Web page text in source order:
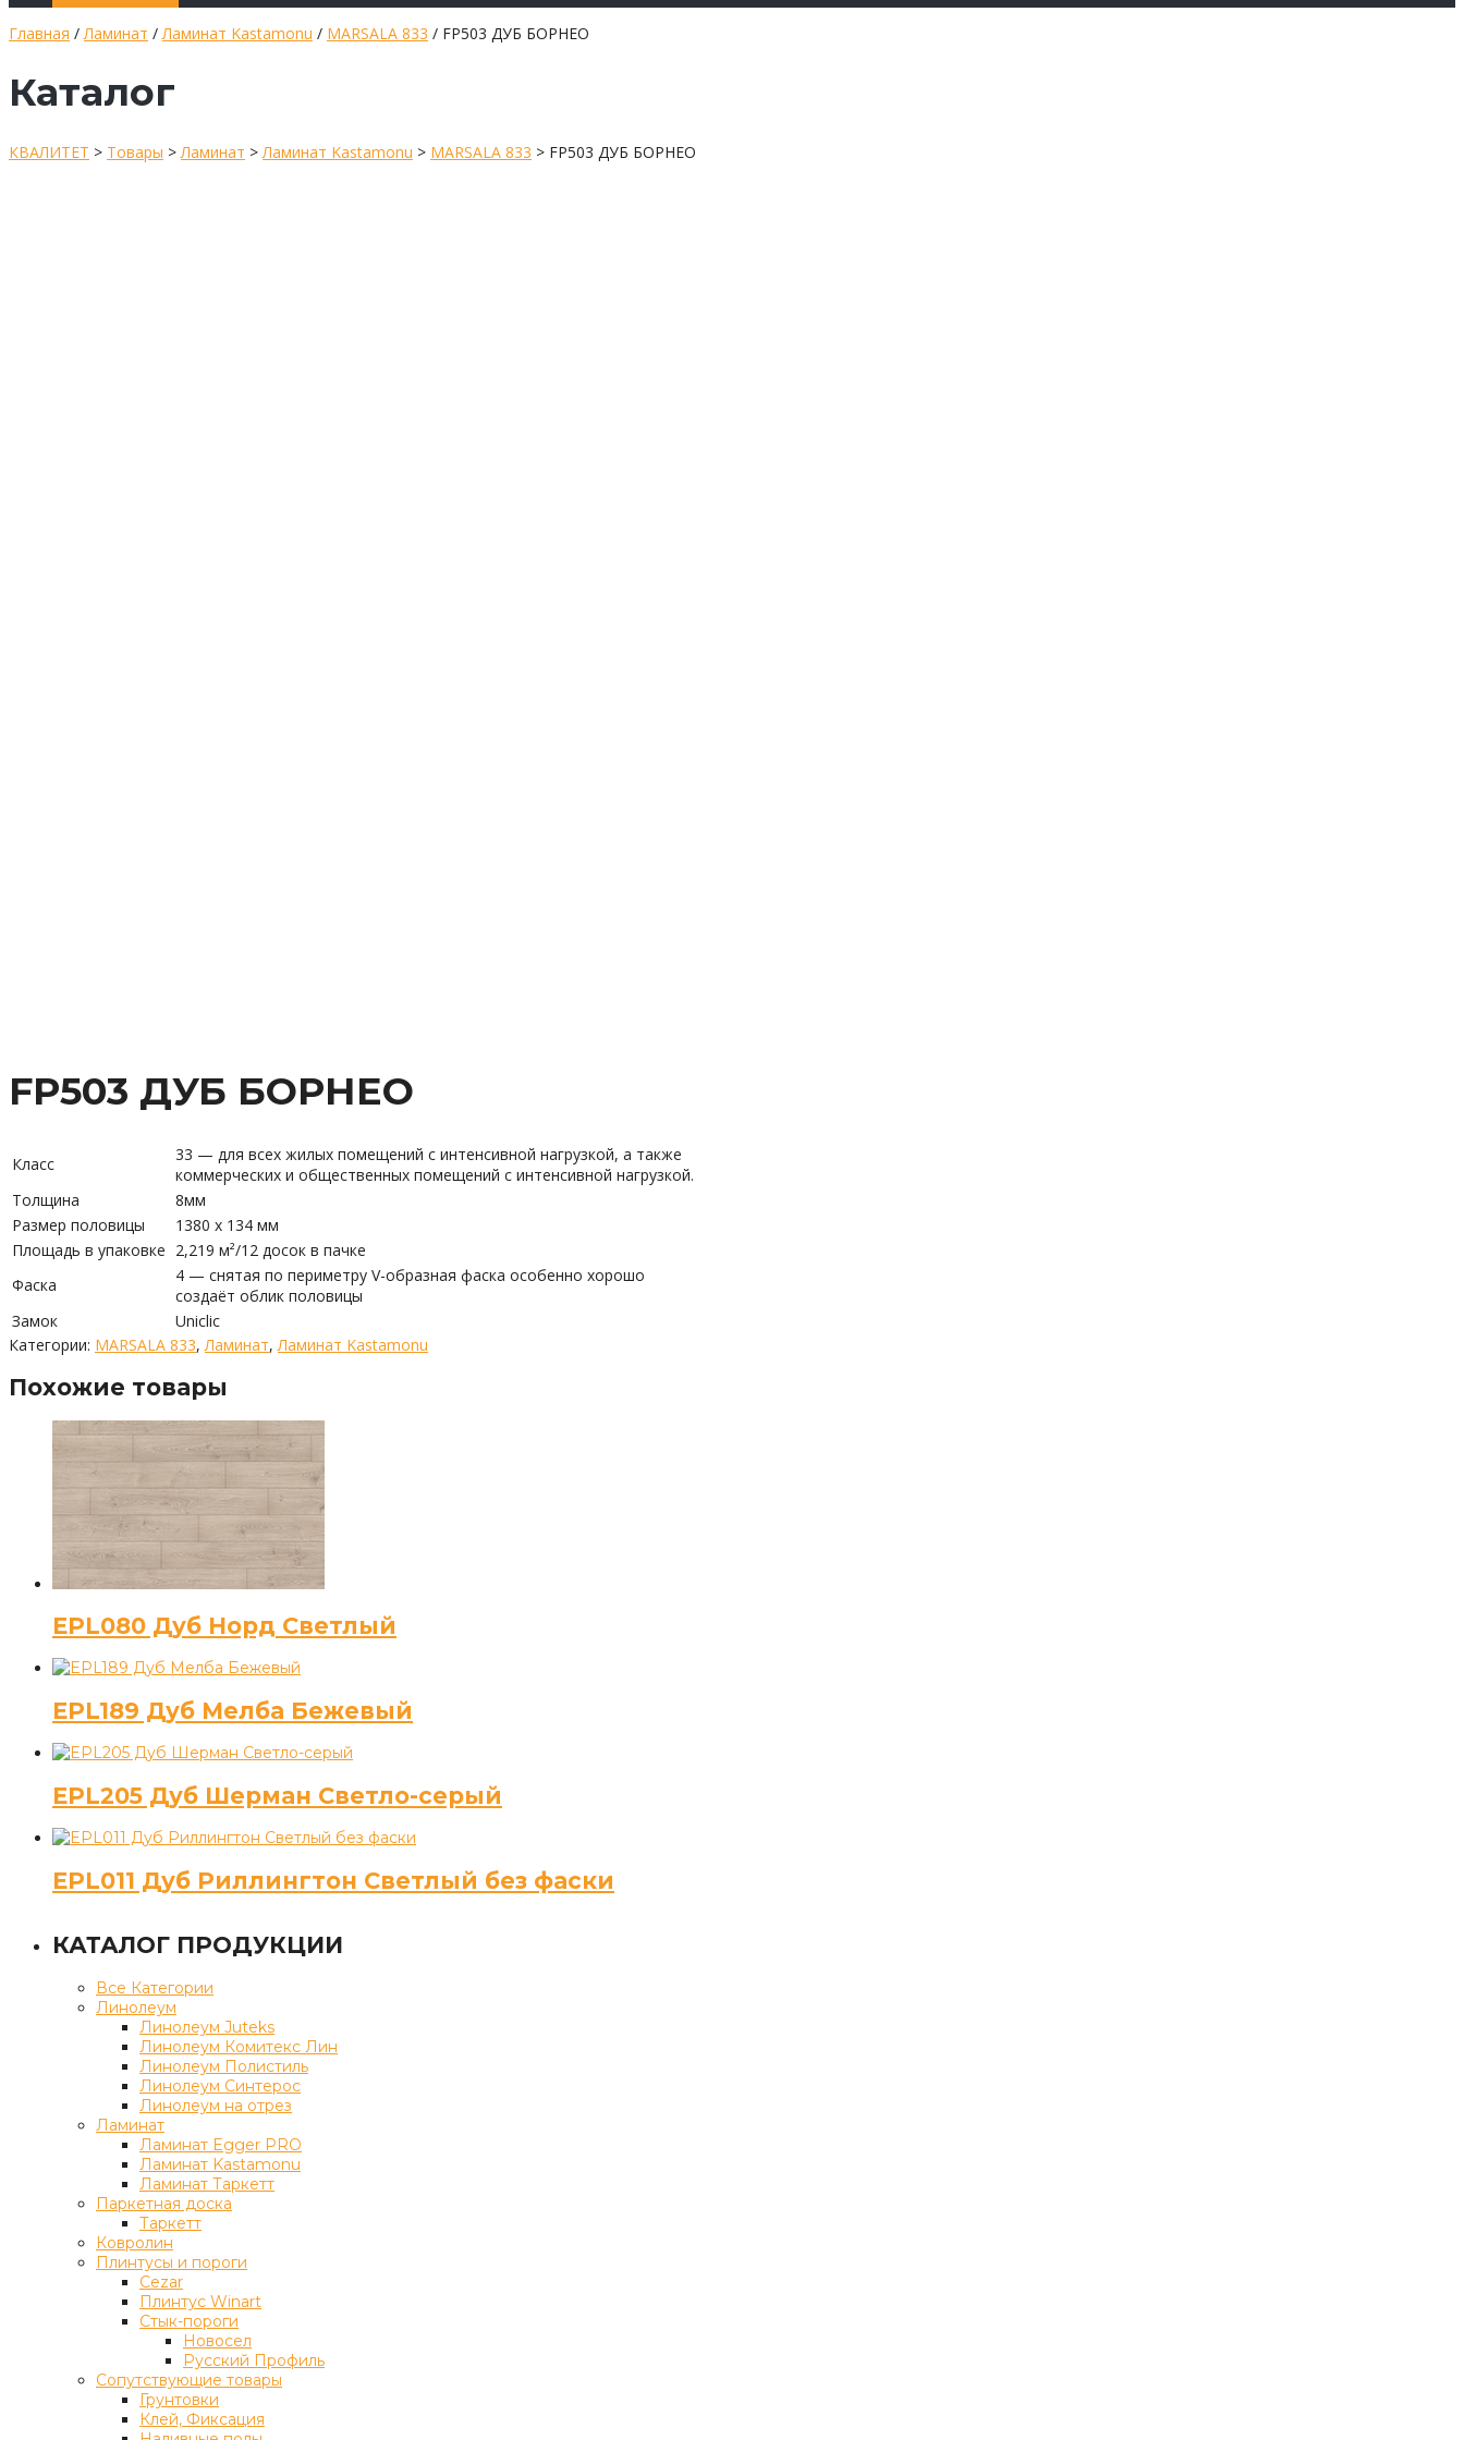
Главная /Ламинат /Ламинат Kastamonu / MARSALA 833 / FP503 ДУБ БОРНЕО
Каталог
КВАЛИТЕТ > Товары >Ламинат >Ламинат Kastamonu > MARSALA 833 > FP503 ДУБ БОРНЕО
FP503 ДУБ БОРНЕО
Класс
33 — для всех жилых помещений с интенсивной нагрузкой, а также
коммерческих и общественных помещений с интенсивной нагрузкой.
Толщина
8мм
Размер половицы
1380 х 134 мм
Площадь в упаковке 2,219 м²/12 досок в пачке
Фаска
4 — снятая по периметру V-образная фаска особенно хорошо
создаёт облик половицы
Замок
Uniclic
Категории: MARSALA 833, Ламинат, Ламинат Kastamonu
Похожие товары
EPL080 Дуб Норд Светлый
EPL189 Дуб Мелба Бежевый
EPL205 Дуб Шерман Светло-серый
EPL011 Дуб Риллингтон Светлый без фаски
КАТАЛОГ ПРОДУКЦИИ
Все Категории
Линолеум
Линолеум Juteks
Линолеум Комитекс Лин
Линолеум Полистиль
Линолеум Синтерос
Линолеум на отрез
Ламинат
Ламинат Egger PRO
Ламинат Kastamonu
Ламинат Таркетт
Паркетная доска
Таркетт
Ковролин
Плинтусы и пороги
Cezar
Плинтус Winart
Стык-пороги
Новосел
Русский Профиль
Сопутствующие товары
Грунтовки
Клей, Фиксация